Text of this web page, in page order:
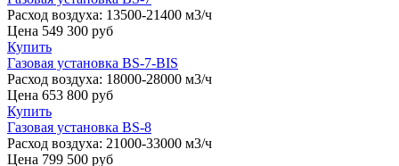
Расход воздуха: 13500-21400 м3/ч
Цена 549 300 руб
Купить
Газовая установка BS-7-BIS
Расход воздуха: 18000-28000 м3/ч
Цена 653 800 руб
Купить
Газовая установка BS-8
Расход воздуха: 21000-33000 м3/ч
Цена 799 500 руб